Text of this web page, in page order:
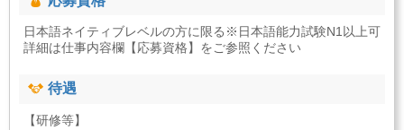
日本語ネイティブレベルの方に限る※日本語能力試験N1以上可
詳細は仕事内容欄【応募資格】をご参照ください
待遇
【研修等】